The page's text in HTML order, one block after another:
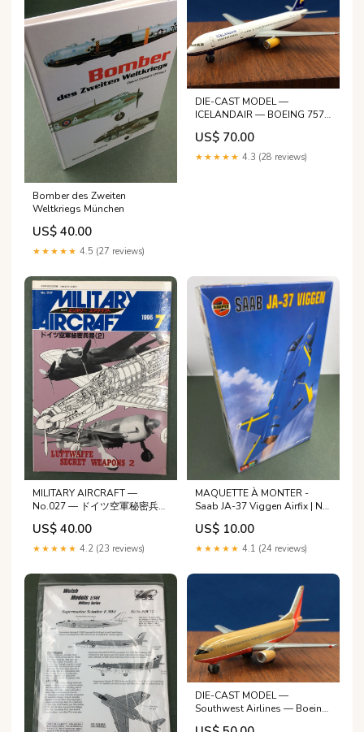
Bomber des Zweiten
Weltkriegs München
US$ 40.00
★★★★★ 4.5 (27 reviews)
DIE-CAST MODEL —
ICELANDAIR — BOEING 757-
200 — HERPA — 1:500 —
WITH ORIGINAL BOX —
Editor
US$ 70.00
★★★★★ 4.3 (28 reviews)
MILITARY AIRCRAFT —
No.027 — ドイツ空軍秘密兵器
(2) — LUFTWAFFE SECRET
WEAPONS 2 1st Cavalry
Division (Airmobile)
US$ 40.00
★★★★★ 4.2 (23 reviews)
MAQUETTE À MONTER -
Saab JA-37 Viggen Airfix | N°
07107 | 1:48 ** pour pièces,
manque un set d'entrée d'air
** consacrée à l’aviation civile
US$ 10.00
★★★★★ 4.1 (24 reviews)
DIE-CAST MODEL —
Southwest Airlines — Boeing
737-300 — Herpa — 1:500 —